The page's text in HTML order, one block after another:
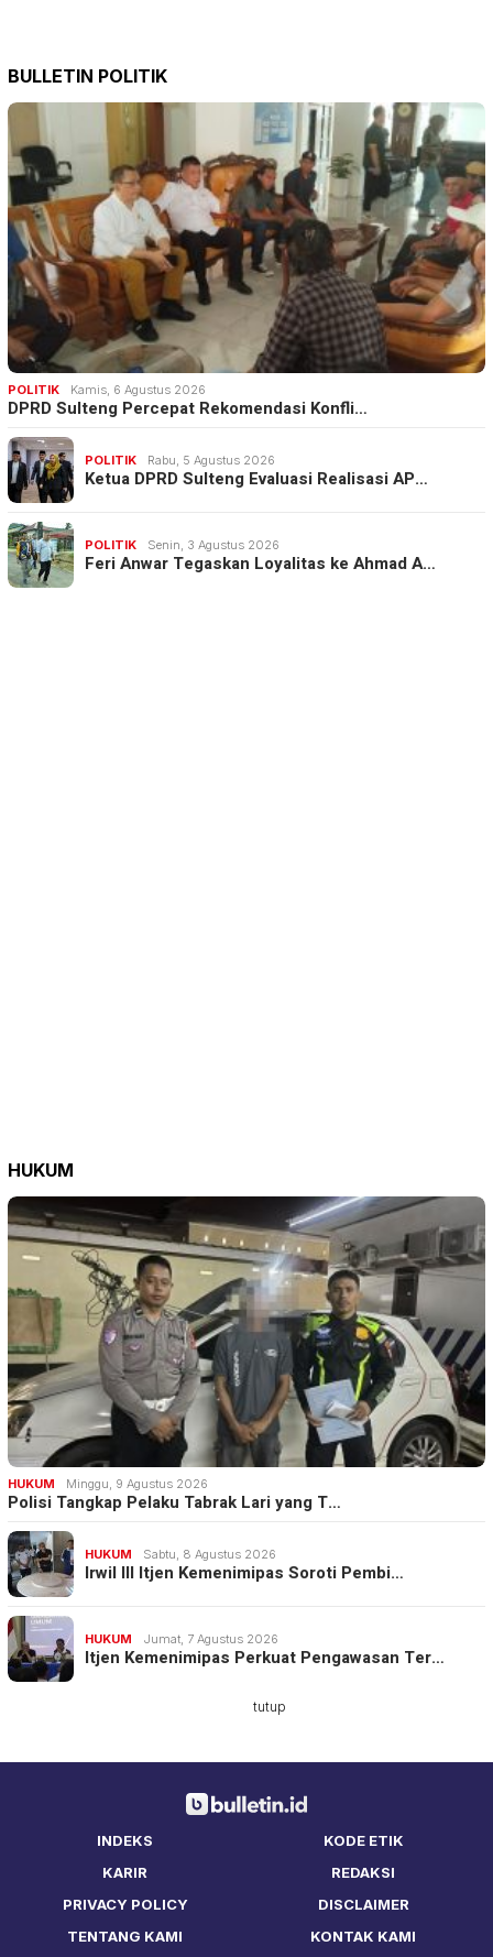
BULLETIN POLITIK
POLITIK Kamis, 6 Agustus 2026
DPRD Sulteng Percepat Rekomendasi Konfli…
POLITIK Rabu, 5 Agustus 2026
Ketua DPRD Sulteng Evaluasi Realisasi AP…
POLITIK Senin, 3 Agustus 2026
Feri Anwar Tegaskan Loyalitas ke Ahmad A…
HUKUM
HUKUM Minggu, 9 Agustus 2026
Polisi Tangkap Pelaku Tabrak Lari yang T…
HUKUM Sabtu, 8 Agustus 2026
Irwil III Itjen Kemenimipas Soroti Pembi…
HUKUM Jumat, 7 Agustus 2026
Itjen Kemenimipas Perkuat Pengawasan Ter…
INDEKS
KODE ETIK
KARIR
REDAKSI
PRIVACY POLICY
DISCLAIMER
TENTANG KAMI
KONTAK KAMI
tutup